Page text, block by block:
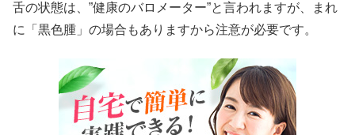
舌の状態は、”健康のバロメーター”と言われますが、まれ
に「黒色腫」の場合もありますから注意が必要です。